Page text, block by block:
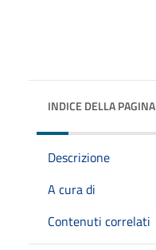
INDICE DELLA PAGINA
Descrizione
A cura di
Contenuti correlati